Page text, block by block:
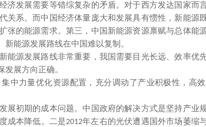
济发展需要等错综复杂的矛盾。对于西方发达国家而
关系。而中国经济体量庞大和发展具有惯性，新能源
张的能源需求。第三，中国新能源资源禀赋与总体能
能源发展路线在中国难以复制。
能源发展路线非常重要，我国需要目光长远、效率优
展方向正确。
中力量优化资源配置，充分调动了产业积极性，高
展初期的成本问题。中国政府的解决方式是坚持产业
成本降低。二是2012年左右的光伏遭遇国外市场萎缩